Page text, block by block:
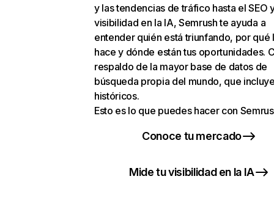
y las tendencias de tráfico hasta el SEO
visibilidad en la IA, Semrush te ayuda a
entender quién está triunfando, por qué
hace y dónde están tus oportunidades.
respaldo de la mayor base de datos de
búsqueda propia del mundo, que
históricos.
Esto es lo que puedes hacer con
Conoce tu mercado
Mide tu visibilidad en la IA